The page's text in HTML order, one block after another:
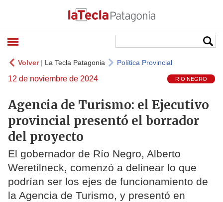
Volver| La Tecla Patagonia Política Provincial
12 de noviembre de 2024 RIO NEGRO
Agencia de Turismo: el Ejecutivo
provincial presentó el borrador
del proyecto
El gobernador de Río Negro, Alberto
Weretilneck, comenzó a delinear lo que
podrían ser los ejes de funcionamiento de
la Agencia de Turismo, y presentó en